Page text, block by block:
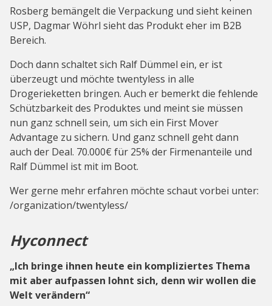
Rosberg bemängelt die Verpackung und sieht keinen
USP, Dagmar Wöhrl sieht das Produkt eher im B2B
Bereich.
Doch dann schaltet sich Ralf Dümmel ein, er ist
überzeugt und möchte twentyless in alle
Drogerieketten bringen. Auch er bemerkt die fehlende
Schützbarkeit des Produktes und meint sie müssen
nun ganz schnell sein, um sich ein First Mover
Advantage zu sichern. Und ganz schnell geht dann
auch der Deal. 70.000€ für 25% der Firmenanteile und
Ralf Dümmel ist mit im Boot.
Wer gerne mehr erfahren möchte schaut vorbei unter:
/organization/twentyless/
Hyconnect
„Ich bringe ihnen heute ein kompliziertes Thema
mit aber aufpassen lohnt sich, denn wir wollen die
Welt verändern“